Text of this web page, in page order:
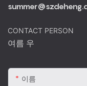
CONTACT PERSON
여름 우
이름